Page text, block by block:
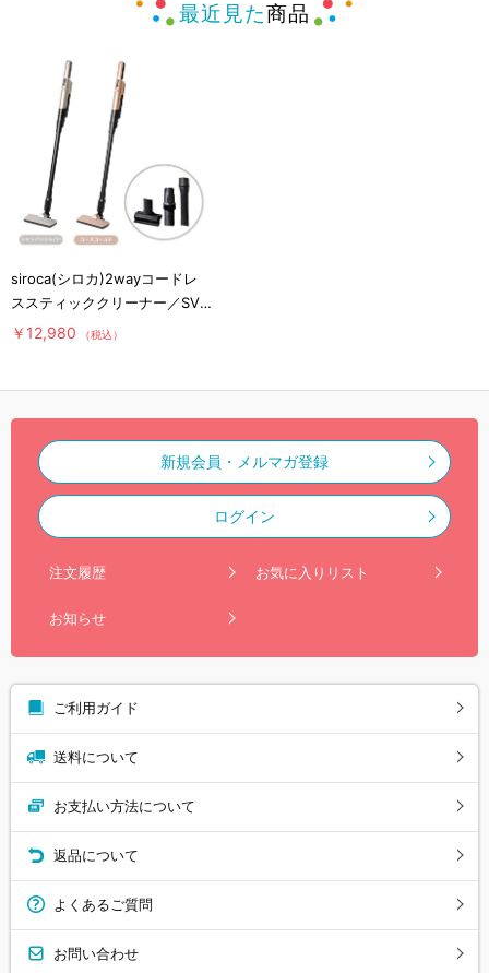
最近見た商品
siroca(シロカ)2wayコードレ
ススティッククリーナー／SV-
S281
￥12,980 （税込）
新規会員・メルマガ登録
ログイン
注文履歴 お気に入りリスト
お知らせ
ご利用ガイド
送料について
お支払い方法について
返品について
よくあるご質問
お問い合わせ